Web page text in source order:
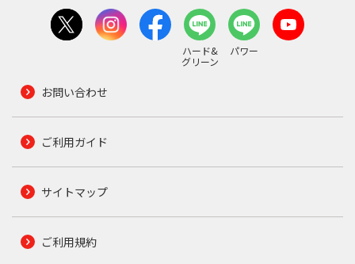
ハード&
グリーン
パワー
お問い合わせ
ご利用ガイド
サイトマップ
ご利用規約